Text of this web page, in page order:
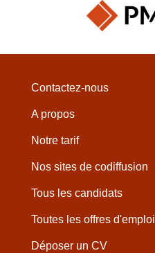
Contactez-nous
A propos
Notre tarif
Nos sites de codiffusion
Tous les candidats
Toutes les offres d'emploi
Déposer un CV